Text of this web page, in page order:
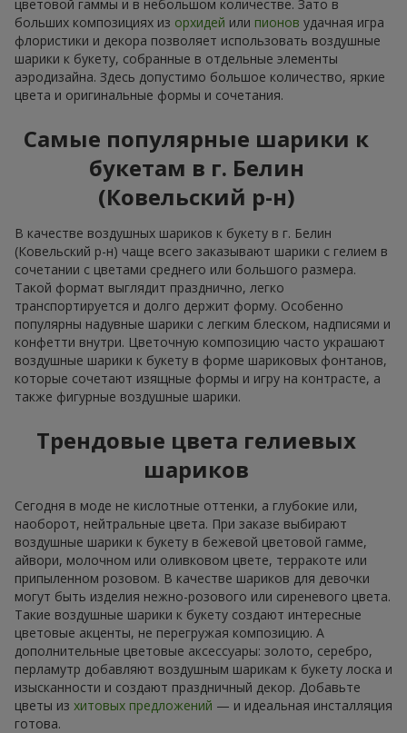
цветовой гаммы и в небольшом количестве. Зато в
больших композициях из орхидей или пионов удачная игра
флористики и декора позволяет использовать воздушные
шарики к букету, собранные в отдельные элементы
аэродизайна. Здесь допустимо большое количество, яркие
цвета и оригинальные формы и сочетания.
Самые популярные шарики к
букетам в г. Белин
(Ковельский р-н)
В качестве воздушных шариков к букету в г. Белин
(Ковельский р-н) чаще всего заказывают шарики с гелием в
сочетании с цветами среднего или большого размера.
Такой формат выглядит празднично, легко
транспортируется и долго держит форму. Особенно
популярны надувные шарики с легким блеском, надписями и
конфетти внутри. Цветочную композицию часто украшают
воздушные шарики к букету в форме шариковых фонтанов,
которые сочетают изящные формы и игру на контрасте, а
также фигурные воздушные шарики.
Трендовые цвета гелиевых
шариков
Сегодня в моде не кислотные оттенки, а глубокие или,
наоборот, нейтральные цвета. При заказе выбирают
воздушные шарики к букету в бежевой цветовой гамме,
айвори, молочном или оливковом цвете, терракоте или
припыленном розовом. В качестве шариков для девочки
могут быть изделия нежно-розового или сиреневого цвета.
Такие воздушные шарики к букету создают интересные
цветовые акценты, не перегружая композицию. А
дополнительные цветовые аксессуары: золото, серебро,
перламутр добавляют воздушным шарикам к букету лоска и
изысканности и создают праздничный декор. Добавьте
цветы из хитовых предложений — и идеальная инсталляция
готова.